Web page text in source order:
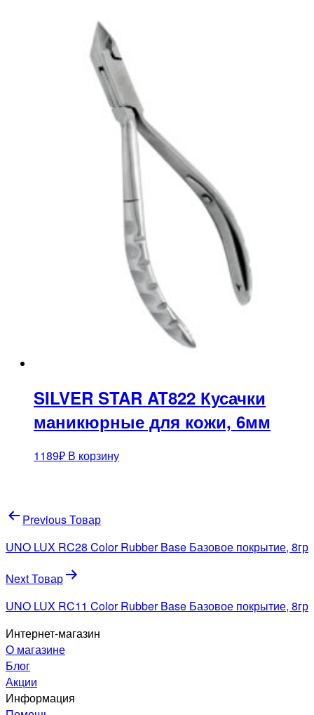
SILVER STAR AT822 Кусачки
маникюрные для кожи, 6мм
1189₽ В корзину
Навигация
по
записям
Previous Товар
UNO LUX RC28 Color Rubber Base Базовое покрытие, 8гр
Next Товар
UNO LUX RC11 Color Rubber Base Базовое покрытие, 8гр
Интернет-магазин
О магазине
Блог
Акции
Информация